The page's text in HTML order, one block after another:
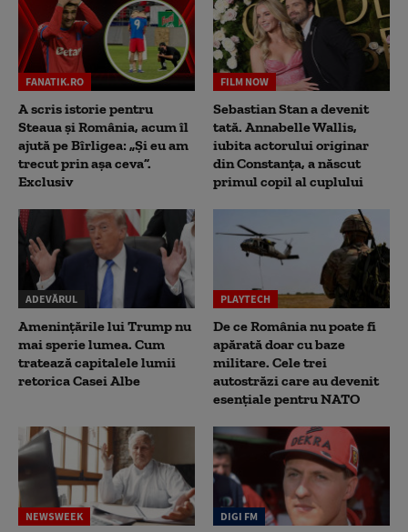
FANATIK.RO
A scris istorie pentru
Steaua și România, acum îl
ajută pe Bîrligea: „Și eu am
trecut prin așa ceva”.
Exclusiv
FILM NOW
Sebastian Stan a devenit
tată. Annabelle Wallis,
iubita actorului originar
din Constanța, a născut
primul copil al cuplului
ADEVĂRUL
Amenințările lui Trump nu
mai sperie lumea. Cum
tratează capitalele lumii
retorica Casei Albe
PLAYTECH
De ce România nu poate fi
apărată doar cu baze
militare. Cele trei
autostrăzi care au devenit
esențiale pentru NATO
NEWSWEEK DIGI FM